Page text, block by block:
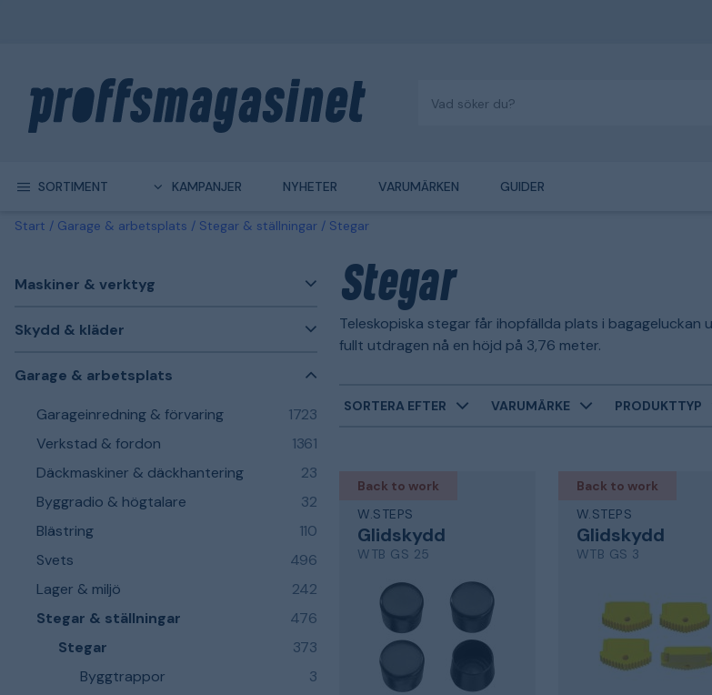
SORTIMENT KAMPANJER NYHETER VARUMÄRKEN GUIDER
Start Garage & arbetsplats Stegar & ställningar Stegar
Maskiner & verktyg
Skydd & kläder
Garage & arbetsplats
Garageinredning & förvaring
1723
Verkstad & fordon
1361
Däckmaskiner & däckhantering
23
Byggradio & högtalare
32
Blästring
110
Svets
496
Lager & miljö
242
Stegar & ställningar
476
Stegar
373
Byggtrappor
3
Stegar
Teleskopiska stegar får ihopfällda plats i
fullt utdragen nå en höjd på 3,76 meter.
SORTERA EFTER VARUMÄRKE PRODUKTTYP
Back to work
W.STEPS
Glidskydd
WTB GS 25
Back to work
W.STEPS
Glidskydd
WTB GS 3